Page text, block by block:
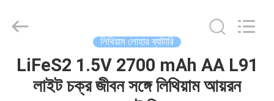
বাড়ি
Energy
Technology
Reserved.
লিথিয়াম লোহার ব্যাটারি
LiFeS2 1.5V 2700 mAh AA L91
লাইট চক্র জীবন সঙ্গে লিথিয়াম আয়রন